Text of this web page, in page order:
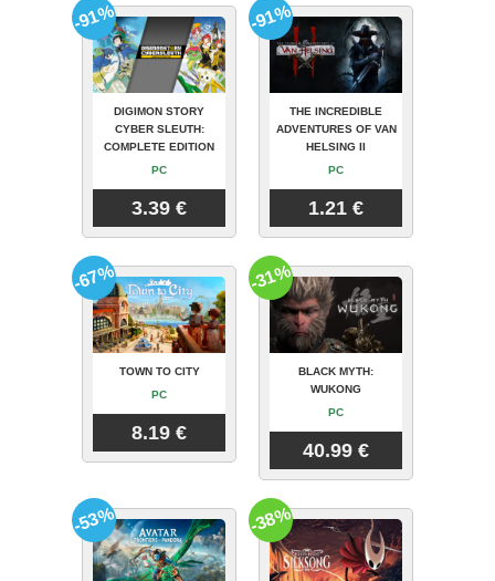
DIGIMON STORY
CYBER SLEUTH:
COMPLETE EDITION
PC
3.39 €
-91%
THE INCREDIBLE
ADVENTURES OF VAN
HELSING II
PC
1.21 €
-91%
TOWN TO CITY
PC
8.19 €
-67%
BLACK MYTH:
WUKONG
PC
40.99 €
-31%
-53% -38%